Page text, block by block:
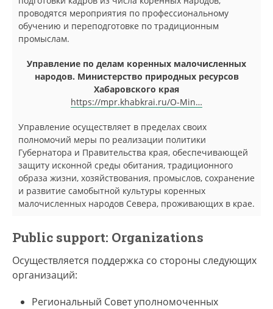
проводятся мероприятия по профессиональному
обучению и переподготовке по традиционным
промыслам.
Управление по делам коренных малочисленных
народов. Министерство природных ресурсов
Хабаровского края
https://mpr.khabkrai.ru/O-Min…
Управление осуществляет в пределах своих
полномочий меры по реализации политики
Губернатора и Правительства края, обеспечивающей
защиту исконной среды обитания, традиционного
образа жизни, хозяйствования, промыслов, сохранение
и развитие самобытной культуры коренных
малочисленных народов Севера, проживающих в крае.
Public support: Organizations
Осуществляется поддержка со стороны следующих
организаций:
Региональный Совет уполномоченных